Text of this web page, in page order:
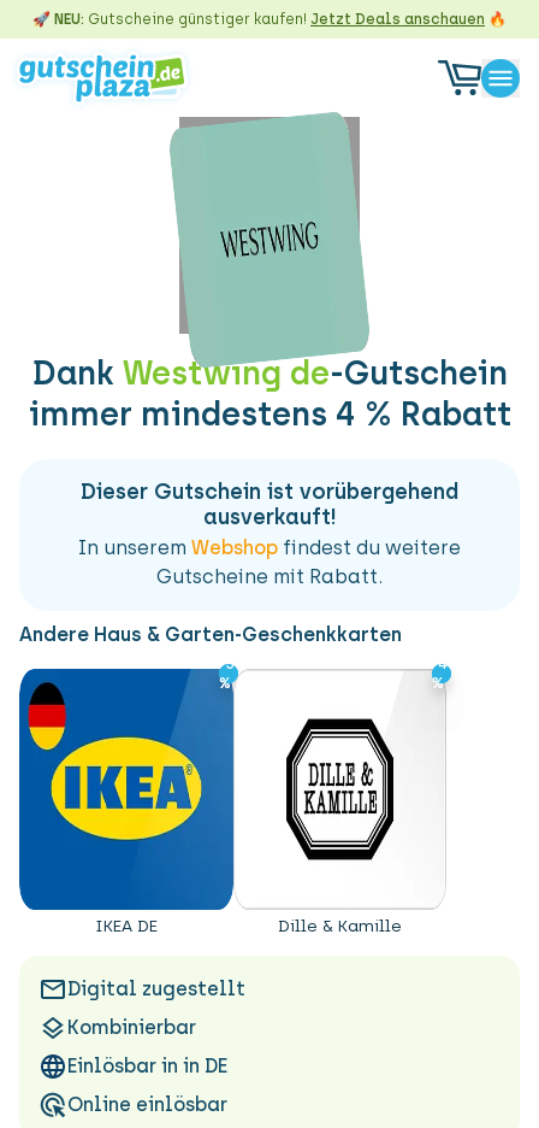
🚀 NEU: Gutscheine günstiger kaufen! Jetzt Deals anschauen 🔥
Dank Westwing de-Gutschein
immer mindestens 4 % Rabatt
Dieser Gutschein ist vorübergehend
ausverkauft!
In unserem Webshop findest du weitere
Gutscheine mit Rabatt.
Andere Haus & Garten-Geschenkkarten
-5
%
-5
%
IKEA DE
-4
%
-4
%
Dille & Kamille
Digital zugestellt
Kombinierbar
Einlösbar in in DE
Online einlösbar